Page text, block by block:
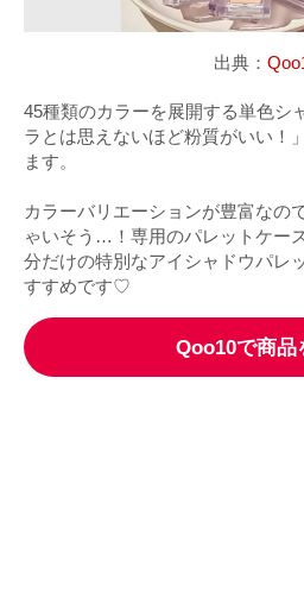
出典：
45種類のカラーを展開する単色シ
ラとは思えないほど粉質がいい！
ます。
カラーバリエーションが豊富なの
ゃいそう…！専用のパレットケー
分だけの特別なアイシャドウパレ
すすめです♡
Qoo10で商品